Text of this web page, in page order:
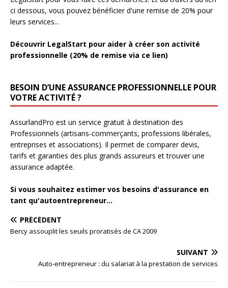
ci dessous, vous pouvez bénéficier d'une remise de 20% pour
leurs services...
Découvrir LegalStart pour aider à créer son activité
professionnelle (20% de remise via ce lien)
BESOIN D’UNE ASSURANCE PROFESSIONNELLE POUR
VOTRE ACTIVITÉ ?
AssurlandPro est un service gratuit à destination des
Professionnels (artisans-commerçants, professions libérales,
entreprises et associations). Il permet de comparer devis,
tarifs et garanties des plus grands assureurs et trouver une
assurance adaptée.
Si vous souhaitez estimer vos besoins d'assurance en
tant qu'autoentrepreneur...
PRÉCÉDENT
Bercy assouplit les seuils proratisés de CA 2009
SUIVANT
Auto-entrepreneur : du salariat à la prestation de services